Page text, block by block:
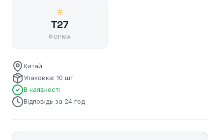
Т27
ФОРМА
Китай
Упаковка: 10 шт
В наявності
Відповідь за 24 год